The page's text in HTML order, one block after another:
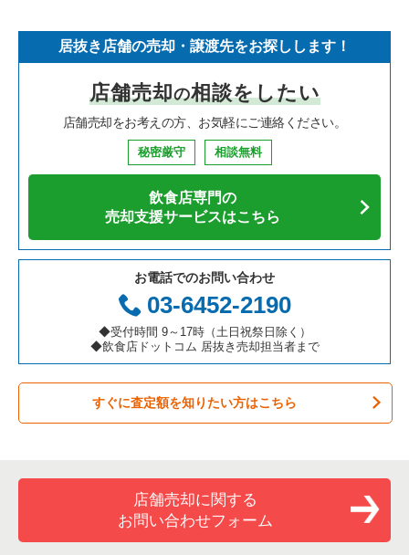
寿司の居抜き売却物件の案件一覧
焼肉の居抜き売却物件の案件一覧
鉄板焼き・お好み焼の居抜き売却物件の案件一覧
カフェの居抜き売却物件の案件一覧
テイクアウトの居抜き売却物件の案件一覧
お弁当・惣菜・デリの居抜き売却物件の案件一覧
カラオケ・パブ・スナックの居抜き売却物件の案件一覧
バーの居抜き売却物件の案件一覧
居酒屋・ダイニングバーの居抜き売却物件の案件一覧
洋食の居抜き売却物件の案件一覧
神奈川県の飲食店の居抜き売却物件の案件一覧
大阪府の飲食店の居抜き売却物件の案件一覧
兵庫県の飲食店の居抜き売却物件の案件一覧
愛知県の飲食店の居抜き売却物件の案件一覧
岐阜県の飲食店の居抜き売却物件の案件一覧
三重県の飲食店の居抜き売却物件の案件一覧
新宿区の飲食店の居抜き売却物件の案件一覧
葛飾区の飲食店の居抜き売却物件の案件一覧
中央区の飲食店の居抜き売却物件の案件一覧
千代田区の飲食店の居抜き売却物件の案件一覧
港区の飲食店の居抜き売却物件の案件一覧
足立区の飲食店の居抜き売却物件の案件一覧
板橋区の飲食店の居抜き売却物件の案件一覧
台東区の飲食店の居抜き売却物件の案件一覧
練馬区の飲食店の居抜き売却物件の案件一覧
北区の飲食店の居抜き売却物件の案件一覧
東京23区のイタリア料理の居抜き売却物件の案件一覧
東京23区の中華の居抜き売却物件の案件一覧
東京23区のそば・うどんの居抜き売却物件の案件一覧
東京23区の焼肉の居抜き売却物件の案件一覧
東京23区の鉄板焼き・お好み焼の居抜き売却物件の案件一覧
東京23区のアジア料理の居抜き売却物件の案件一覧
東京23区のカフェの居抜き売却物件の案件一覧
東京23区のテイクアウトの居抜き売却物件の案件一覧
東京23区のお弁当・惣菜・デリの居抜き売却物件の案件一覧
東京23区のバーの居抜き売却物件の案件一覧
東京23区の居酒屋・ダイニングバーの居抜き売却物件の案件一
金町駅のイタリア料理の居抜き売却物件の案件一覧
金町駅の鉄板焼き・お好み焼の居抜き売却物件の案件一覧
金町駅のお弁当・惣菜・デリの居抜き売却物件の案件一覧
金町駅の居酒屋・ダイニングバーの居抜き売却物件の案件一覧
金町駅の和食の居抜き売却物件の案件一覧
居抜き店舗の売却・譲渡先をお探しします！
店舗売却の相談をしたい
店舗売却をお考えの方、お気軽にご連絡ください。
秘密厳守 相談無料
飲食店専門の
売却支援サービスはこちら
お電話でのお問い合わせ
03-6452-2190
◆受付時間 9～17時（土日祝祭日除く）
◆飲食店ドットコム 居抜き売却担当者まで
すぐに査定額を知りたい方はこちら
店舗売却に関する
お問い合わせフォーム